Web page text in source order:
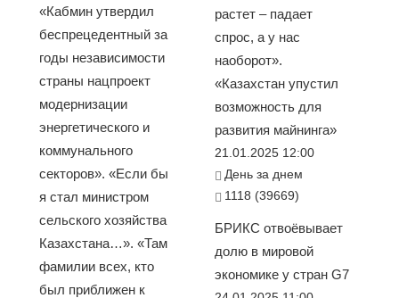
«Кабмин утвердил
беспрецедентный за
годы независимости
страны нацпроект
модернизации
энергетического и
коммунального
секторов». «Если бы
я стал министром
сельского хозяйства
Казахстана…». «Там
фамилии всех, кто
был приближен к
растет – падает
спрос, а у нас
наоборот».
«Казахстан упустил
возможность для
развития майнинга»
21.01.2025 12:00
День за днем
1118 (39669)
БРИКС отвоёвывает
долю в мировой
экономике у стран G7